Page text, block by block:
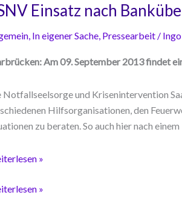
Einsatz nach
, In eigener Sache, Pressearbeit /
Am 09. September 2013 findet
Notfallseelsorge und Krisenintervention
Hilfsorganisationen, den
zu beraten. So auch hier nach
»
»